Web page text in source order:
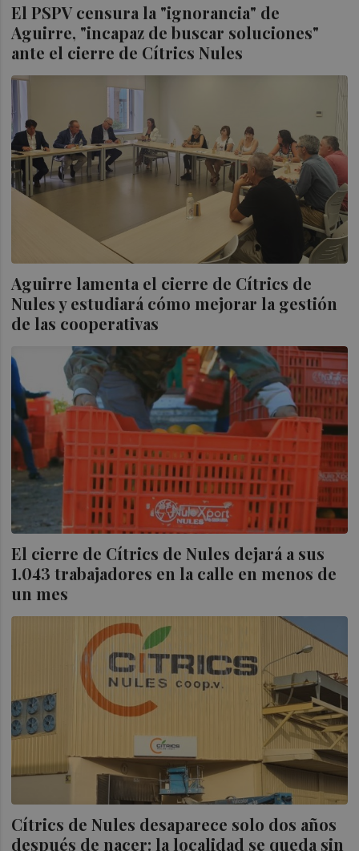
El PSPV censura la "ignorancia" de
Aguirre, "incapaz de buscar soluciones"
ante el cierre de Cítrics Nules
Aguirre lamenta el cierre de Cítrics de
Nules y estudiará cómo mejorar la gestión
de las cooperativas
El cierre de Cítrics de Nules dejará a sus
1.043 trabajadores en la calle en menos de
un mes
Cítrics de Nules desaparece solo dos años
después de nacer: la localidad se queda sin